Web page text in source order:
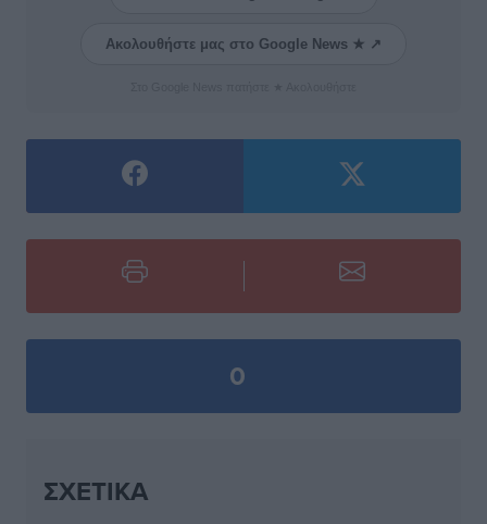
Ακολουθήστε μας στο Google News ★ ↗
0
ΣΧΕΤΙΚΆ